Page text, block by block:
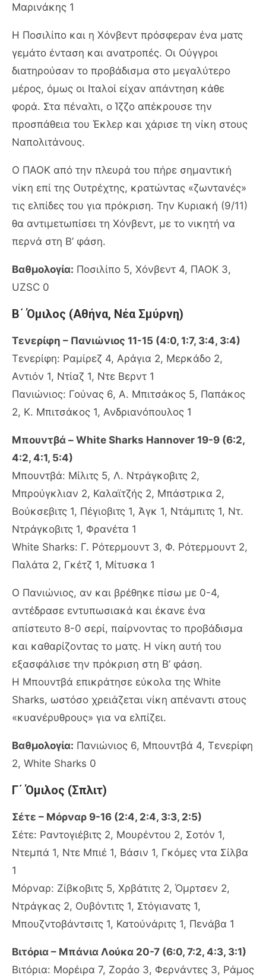
Μαρινάκης 1
Η Ποσιλίπο και η Χόνβεντ πρόσφεραν ένα ματς
γεμάτο ένταση και ανατροπές. Οι Ούγγροι
διατηρούσαν το προβάδισμα στο μεγαλύτερο
μέρος, όμως οι Ιταλοί είχαν απάντηση κάθε
φορά. Στα πέναλτι, ο Ίζζο απέκρουσε την
προσπάθεια του Έκλερ και χάρισε τη νίκη στους
Ναπολιτάνους.
Ο ΠΑΟΚ από την πλευρά του πήρε σημαντική
νίκη επί της Ουτρέχτης, κρατώντας «ζωντανές»
τις ελπίδες του για πρόκριση. Την Κυριακή (9/11)
θα αντιμετωπίσει τη Χόνβεντ, με το νικητή να
περνά στη Β’ φάση.
Βαθμολογία: Ποσιλίπο 5, Χόνβεντ 4, ΠΑΟΚ 3,
UZSC 0
Β΄ Όμιλος (Αθήνα, Νέα Σμύρνη)
Τενερίφη – Πανιώνιος 11-15 (4:0, 1:7, 3:4, 3:4)
Τενερίφη: Ραμίρεζ 4, Αράγια 2, Μερκάδο 2,
Αντιόν 1, Ντίαζ 1, Ντε Βερντ 1
Πανιώνιος: Γούνας 6, Α. Μπιτσάκος 5, Παπάκος
2, Κ. Μπιτσάκος 1, Ανδριανόπουλος 1
Μπουντβά – White Sharks Hannover 19-9 (6:2,
4:2, 4:1, 5:4)
Μπουντβά: Μίλιτς 5, Λ. Ντράγκοβιτς 2,
Μπρούγκλιαν 2, Καλαϊτζής 2, Μπάστρικα 2,
Βούκσεβιτς 1, Πέγιοβιτς 1, Άγκ 1, Ντάμπιτς 1, Ντ.
Ντράγκοβιτς 1, Φρανέτα 1
White Sharks: Γ. Ρότερμουντ 3, Φ. Ρότερμουντ 2,
Παλάτα 2, Γκέτζ 1, Μίτυσκα 1
Ο Πανιώνιος, αν και βρέθηκε πίσω με 0-4,
αντέδρασε εντυπωσιακά και έκανε ένα
απίστευτο 8-0 σερί, παίρνοντας το προβάδισμα
και καθαρίζοντας το ματς. Η νίκη αυτή του
εξασφάλισε την πρόκριση στη Β’ φάση.
Η Μπουντβά επικράτησε εύκολα της White
Sharks, ωστόσο χρειάζεται νίκη απέναντι στους
«κυανέρυθρους» για να ελπίζει.
Βαθμολογία: Πανιώνιος 6, Μπουντβά 4, Τενερίφη
2, White Sharks 0
Γ΄ Όμιλος (Σπλιτ)
Σέτε – Μόρναρ 9-16 (2:4, 2:4, 3:3, 2:5)
Σέτε: Ραντογιέβιτς 2, Μουρέντου 2, Σοτόν 1,
Ντεμπά 1, Ντε Μπιέ 1, Βάσιν 1, Γκόμες ντα Σίλβα
1
Μόρναρ: Ζίβκοβιτς 5, Χρβάτιτς 2, Όμρτσεν 2,
Ντράγκας 2, Ουβόντιτς 1, Στόγιανατς 1,
Μπουζντοβάντσιτς 1, Κατούνάριτς 1, Πενάβα 1
Βιτόρια – Μπάνια Λούκα 20-7 (6:0, 7:2, 4:3, 3:1)
Βιτόρια: Μορέιρα 7, Ζοράο 3, Φερνάντες 3, Ράμος